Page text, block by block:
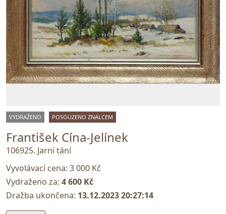
VYDRAŽENO POSOUZENO ZNALCEM
František Cína-Jelínek
106925. Jarní tání
Vyvolávací cena: 3 000 Kč
Vydraženo za: 4 600 Kč
Dražba ukončena: 13.12.2023 20:27:14